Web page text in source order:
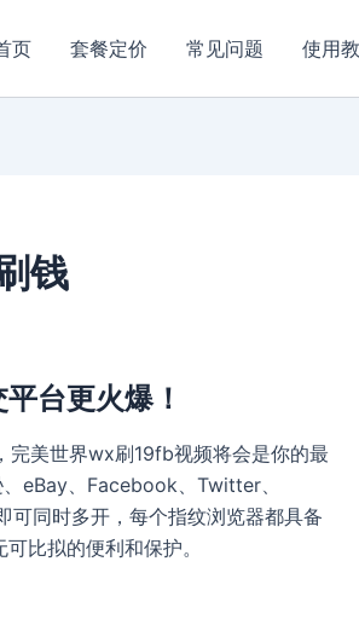
页 套餐定价 常见问题 使用
钱
台更火爆！
完美世界wx刷19fb视频将会是你的最
eBay、Facebook、Twitter、
可同时多开，每个指纹浏览器都具备
比拟的便利和保护。